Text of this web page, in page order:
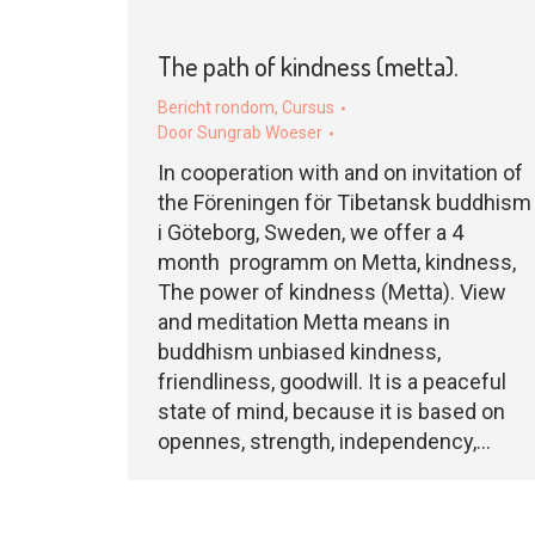
The path of kindness (metta).
Bericht rondom, Cursus
DoorSungrab Woeser
In cooperation with and on invitation of
the Föreningen för Tibetansk buddhism
i Göteborg, Sweden, we offer a 4
month programm on Metta, kindness,
The power of kindness (Metta). View
and meditation Metta means in
buddhism unbiased kindness,
friendliness, goodwill. It is a peaceful
state of mind, because it is based on
opennes, strength, independency,…